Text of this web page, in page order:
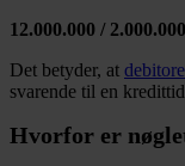
12.000.000 /
Det betyder, at
svarende til en
Hvorfor er